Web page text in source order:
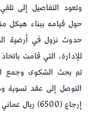
وتعود التفاصيل إلى
حدوث نزول في أرضية
للإدارة، التي قامت
تم بحث الشكوى وجمع
التوصل إلى عقد تسوية
إرجاع (6500) ريال عماني للشاكي.